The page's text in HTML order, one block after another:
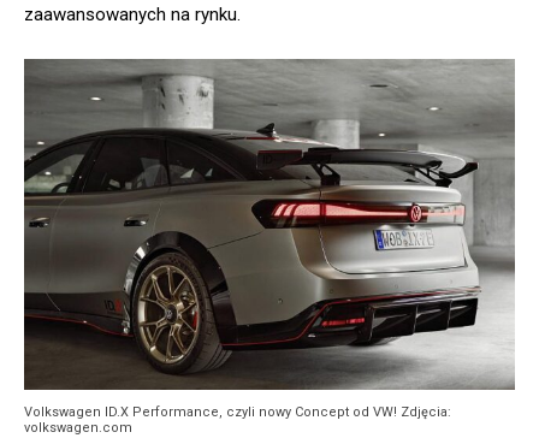
zaawansowanych na rynku.
Volkswagen ID.X Performance, czyli nowy Concept od VW! Zdjęcia:
volkswagen.com